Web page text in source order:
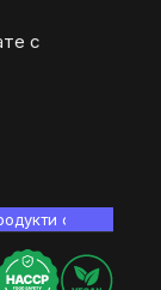
с
са